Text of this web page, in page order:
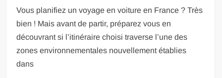
Vous planifiez un voyage en voiture en France ? Très
bien ! Mais avant de partir, préparez vous en
découvrant si l’itinéraire choisi traverse l’une des
zones environnementales nouvellement établies
dans